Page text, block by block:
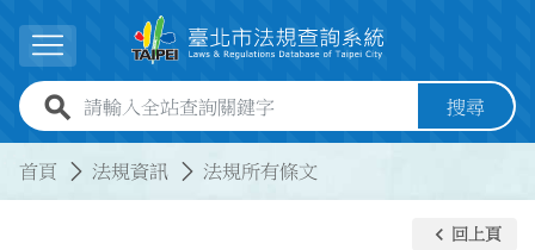
展開選單
全站查詢關鍵字欄位 搜尋
首頁 法規資訊 法規所有條文
keyboard_arrow_left 回上頁